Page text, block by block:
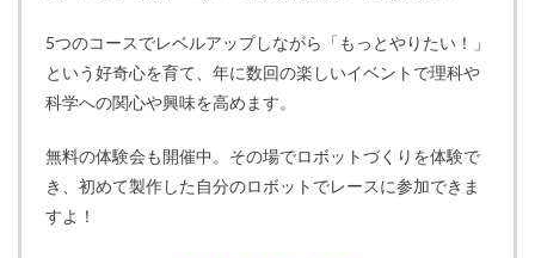
5つのコースでレベルアップしながら「もっとやりたい！」
という好奇心を育て、年に数回の楽しいイベントで理科や
科学への関心や興味を高めます。
無料の体験会も開催中。その場でロボットづくりを体験で
き、初めて製作した自分のロボットでレースに参加できま
すよ！